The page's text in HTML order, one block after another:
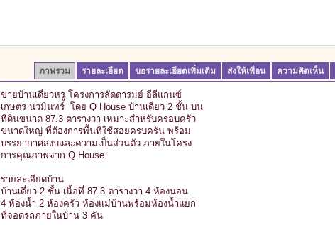
ภาพรวม รายละเอียด ขอรายละเอียดเพิ่มเติม ส่งให้เพื่อน ความคิดเห็น
ขายบ้านเดี่ยวหรู โครงการลัดดารมย์ อีลีแกนซ์
เกษตร นวมินทร์ โดย Q House บ้านเดี่ยว 2 ชั้น บน
ที่ดินขนาด 87.3 ตารางวา เหมาะสำหรับครอบครัว
ขนาดใหญ่ ที่ต้องการพื้นที่ใช้สอยครบครัน พร้อม
บรรยากาศสงบและความเป็นส่วนตัว ภายในโครง
การคุณภาพจาก Q House
รายละเอียดบ้าน
บ้านเดี่ยว 2 ชั้น เนื้อที่ 87.3 ตารางวา 4 ห้องนอน
4 ห้องน้ำ 2 ห้องครัว ห้องแม่บ้านพร้อมห้องน้ำแยก
ที่จอดรถภายในบ้าน 3 คัน